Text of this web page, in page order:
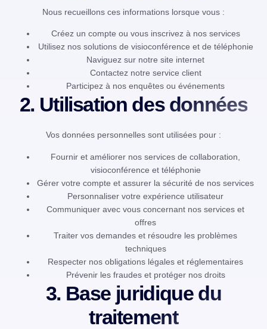
Nous recueillons ces informations lorsque vous :
Créez un compte ou vous inscrivez à nos services
Utilisez nos solutions de visioconférence et de téléphonie
Naviguez sur notre site internet
Contactez notre service client
Participez à nos enquêtes ou événements
2. Utilisation des données
Vos données personnelles sont utilisées pour :
Fournir et améliorer nos services de collaboration,
visioconférence et téléphonie
Gérer votre compte et assurer la sécurité de nos services
Personnaliser votre expérience utilisateur
Communiquer avec vous concernant nos services et
offres
Traiter vos demandes et résoudre les problèmes
techniques
Respecter nos obligations légales et réglementaires
Prévenir les fraudes et protéger nos droits
3. Base juridique du
traitement